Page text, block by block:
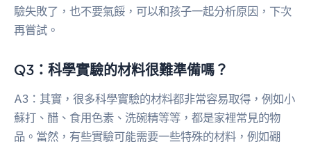
驗失敗了，也不要氣餒，可以和孩子一起分析原因，下次
再嘗試。
Q3：科學實驗的材料很難準備嗎？
A3：其實，很多科學實驗的材料都非常容易取得，例如小
蘇打、醋、食用色素、洗碗精等等，都是家裡常見的物
品。當然，有些實驗可能需要一些特殊的材料，例如硼